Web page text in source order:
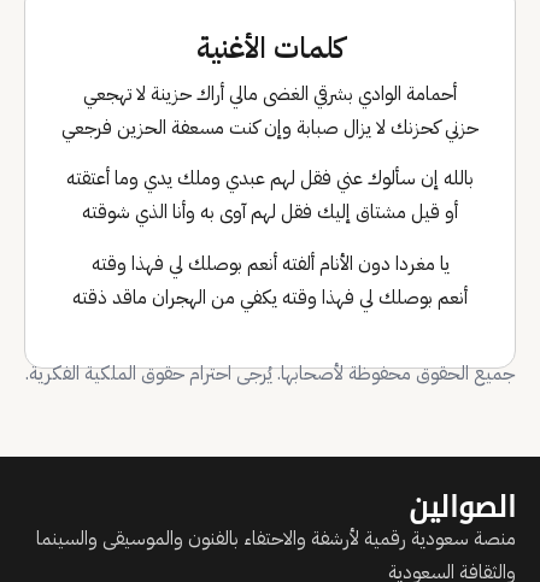
كلمات الأغنية
أحمامة الوادي بشرقي الغضى مالي أراك حزينة لا تهجعي
حزني كحزنك لا يزال صبابة وإن كنت مسعفة الحزين فرجعي
بالله إن سألوك عني فقل لهم عبدي وملك يدي وما أعتقته
أو قيل مشتاق إليك فقل لهم آوى به وأنا الذي شوقته
يا مغردا دون الأنام ألفته أنعم بوصلك لي فهذا وقته
أنعم بوصلك لي فهذا وقته يكفي من الهجران ماقد ذقته
جميع الحقوق محفوظة لأصحابها. يُرجى احترام حقوق الملكية الفكرية.
الصوالين
منصة سعودية رقمية لأرشفة والاحتفاء بالفنون والموسيقى والسينما
والثقافة السعودية